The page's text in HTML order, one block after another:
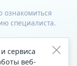
ознакомиться
специалиста.
сервиса
веб-